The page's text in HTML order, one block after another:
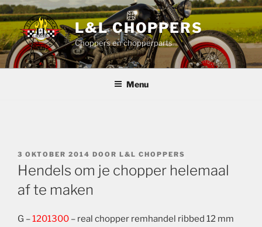
Ga
naar
de
inhoud
L&L CHOPPERS
Choppers en chopperparts
Menu
GEPLAATST
OP
3 OKTOBER 2014 DOOR L&L CHOPPERS
Hendels om je chopper helemaal
af te maken
G –1201300 – real chopper remhandel ribbed 12 mm